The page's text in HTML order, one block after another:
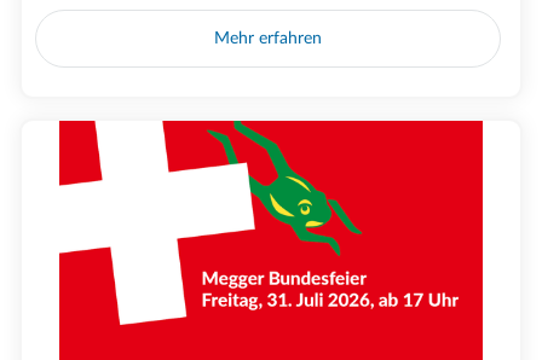
Mehr erfahren